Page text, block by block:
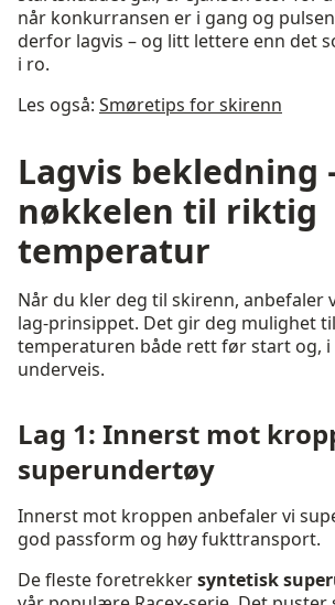
når konkurransen er i gang og
derfor lagvis – og litt lettere enn det
i ro.
Les også: Smøretips for skirenn
Lagvis bekledning
nøkkelen til riktig
temperatur
Når du kler deg til skirenn, anbefaler
lag-prinsippet. Det gir deg mulighet
temperaturen både rett før start og, i
underveis.
Lag 1: Innerst mot
superundertøy
Innerst mot kroppen anbefaler vi
god passform og høy fukttransport.
De fleste foretrekkersyntetisk